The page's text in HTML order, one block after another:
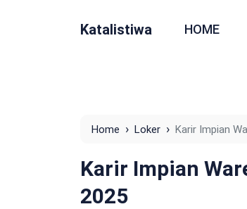
Katalistiwa HOME
Home › Loker › Karir Impian
Karir Impian
2025